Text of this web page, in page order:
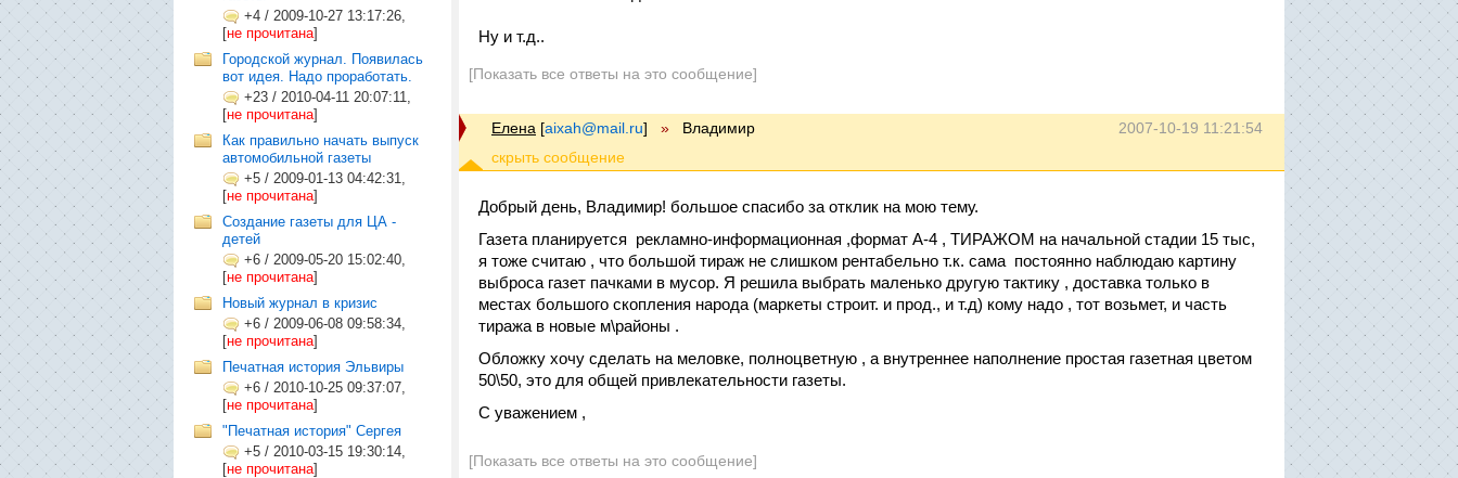
+4 / 2009-10-27 13:17:26,
[не прочитана]
Городской журнал. Появилась
вот идея. Надо проработать.
+23 / 2010-04-11 20:07:11,
[не прочитана]
Как правильно начать выпуск
автомобильной газеты
+5 / 2009-01-13 04:42:31,
[не прочитана]
Создание газеты для ЦА -
детей
+6 / 2009-05-20 15:02:40,
[не прочитана]
Новый журнал в кризис
+6 / 2009-06-08 09:58:34,
[не прочитана]
Печатная история Эльвиры
+6 / 2010-10-25 09:37:07,
[не прочитана]
"Печатная история" Сергея
+5 / 2010-03-15 19:30:14,
[не прочитана]
Ну и т.д..
[Показать все ответы на это сообщение]
2007-10-19 11:21:54
Елена [aixah@mail.ru] » Владимир
Добрый день, Владимир! большое спасибо за отклик на мою тему.
Газета планируется рекламно-информационная ,формат А-4 , ТИРАЖОМ на начальной стадии 15 тыс,
я тоже считаю , что большой тираж не слишком рентабельно т.к. сама постоянно наблюдаю картину
выброса газет пачками в мусор. Я решила выбрать маленько другую тактику , доставка только в
местах большого скопления народа (маркеты строит. и прод., и т.д) кому надо , тот возьмет, и часть
тиража в новые м\районы .
Обложку хочу сделать на меловке, полноцветную , а внутреннее наполнение простая газетная цветом
50\50, это для общей привлекательности газеты.
С уважением ,
[Показать все ответы на это сообщение]